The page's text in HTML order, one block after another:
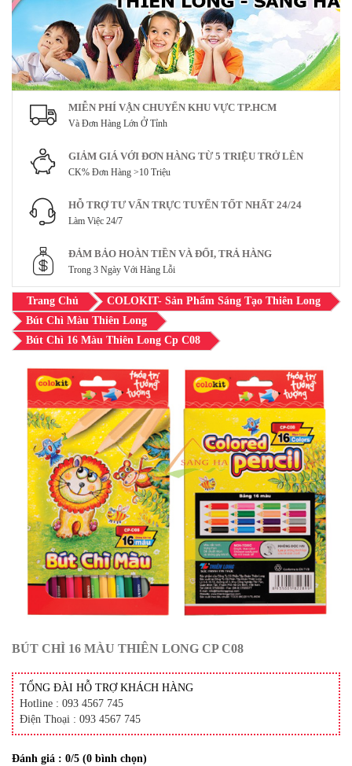
MIỄN PHÍ VẬN CHUYỂN KHU VỰC TP.HCM
Và Đơn Hàng Lớn Ở Tỉnh
GIẢM GIÁ VỚI ĐƠN HÀNG TỪ 5 TRIỆU TRỞ LÊN
CK% Đơn Hàng >10 Triệu
HỖ TRỢ TƯ VẤN TRỰC TUYẾN TỐT NHẤT 24/24
Làm Việc 24/7
ĐẢM BẢO HOÀN TIỀN VÀ ĐỔI, TRẢ HÀNG
Trong 3 Ngày Với Hàng Lỗi
Trang Chủ
COLOKIT- Sản Phẩm Sáng Tạo Thiên Long
Bút Chì Màu Thiên Long
Bút Chì 16 Màu Thiên Long Cp C08
BÚT CHÌ 16 MÀU THIÊN LONG CP C08
TỔNG ĐÀI HỖ TRỢ KHÁCH HÀNG
Hotline : 093 4567 745
Điện Thoại : 093 4567 745
Đánh giá : 0/5 (0 bình chọn)